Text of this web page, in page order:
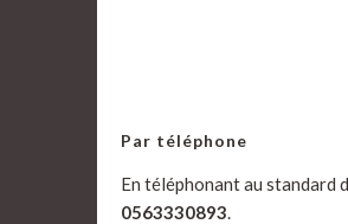
Par téléphone
En téléphonant au standard
0563330893.